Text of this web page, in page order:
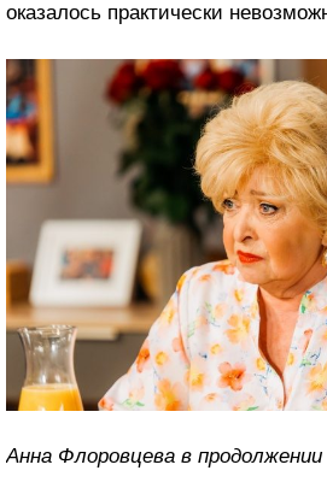
оказалось практически
Анна Флоровцева в